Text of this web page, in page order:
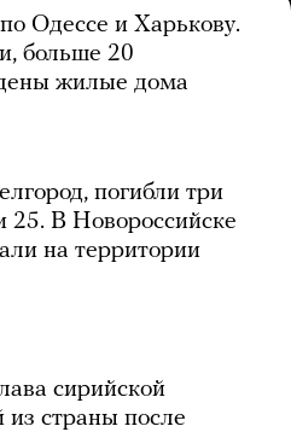
Одессе и Харькову.
больше 20
жилые дома
погибли три
25. В Новороссийске
на территории
сирийской
страны после